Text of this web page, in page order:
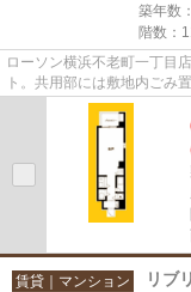
築年数
階数：
ローソン横浜不老町一丁目
ト。共用部には敷地内ごみ
ています。こちらの物件はマ
賃貸｜マンション リブ